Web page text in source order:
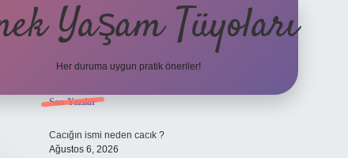
Yaşam Tüyoları
Her duruma uygun pratik öneriler!
Sidebar
Son Yazılar
Cacığın ismi neden cacık ?
Ağustos 6, 2026